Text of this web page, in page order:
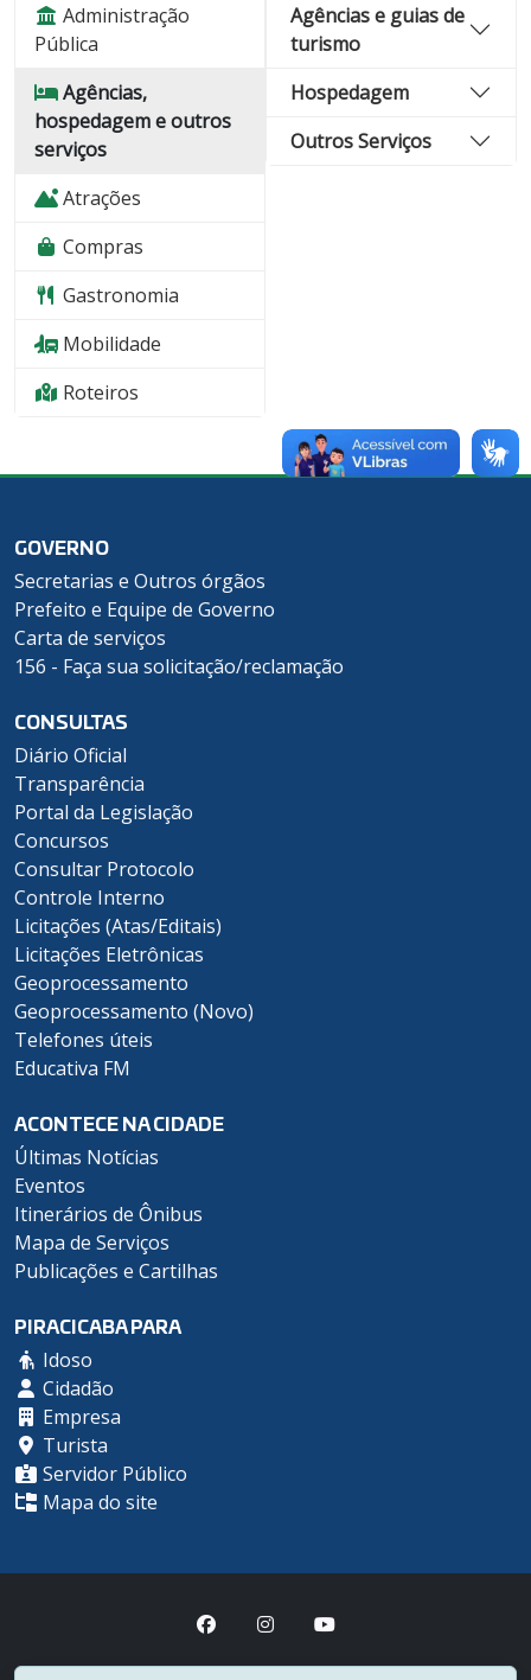
Administração
Pública
Agências,
hospedagem e outros
serviços
Atrações
Compras
Gastronomia
Mobilidade
Roteiros
Agências e guias de
turismo
Hospedagem
Outros Serviços
GOVERNO
Secretarias e Outros órgãos
Prefeito e Equipe de Governo
Carta de serviços
156 - Faça sua solicitação/reclamação
CONSULTAS
Diário Oficial
Transparência
Portal da Legislação
Concursos
Consultar Protocolo
Controle Interno
Licitações (Atas/Editais)
Licitações Eletrônicas
Geoprocessamento
Geoprocessamento (Novo)
Telefones úteis
Educativa FM
ACONTECE NA CIDADE
Últimas Notícias
Eventos
Itinerários de Ônibus
Mapa de Serviços
Publicações e Cartilhas
PIRACICABA PARA
Idoso
Cidadão
Empresa
Turista
Servidor Público
Mapa do site